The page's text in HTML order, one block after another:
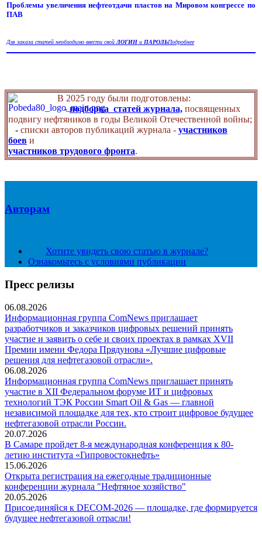
Проблемы увеличения нефтеотдачи пластов на Мировом конгрессе по
ПАВ
Для заказа статей необходимо ввести свойЛОГИН и ПАРОЛЬПодробнее
В 2025 году были подготовлены:
- подборка статей журнала, посвященных
подвигу нефтяников в годы Великой Отечественной войны;
- списки авторов публикаций журнала - участников
боев и
участников трудового фронта.
Авторам
Хотите увидеть свою статью в журнале?
Ознакомьтесь с условиями публикации
Пресс релизы
06.08.2026
Информационная группа ComNews приглашает
разработчиков и заказчиков цифровых решений принять
участие и заявить о себе и своих проектах в рамках XVII
Премии имени Федора Прядунова «Лучшие цифровые
решения для нефтегазовой отрасли».
06.08.2026
Информационная группа ComNews приглашает принять
участие в XII Федеральном форуме ИТ и цифровых
технологий ТЭК России Smart Oil & Gas — главной
независимой площадке для тех, кто строит цифровое будущее
нефтегазовой отрасли России.
20.07.2026
В Самаре пройдет 8-я международная конференция к 80-
летию института «Гипровостокнефть»
15.06.2026
Открыта регистрация на ежегодные традиционные
конференции журнала "Нефтяное хозяйство"
20.05.2026
Присоединяйся к DECOM-2026 — площадке, где формируется
будущее нефтегазовой отрасли!